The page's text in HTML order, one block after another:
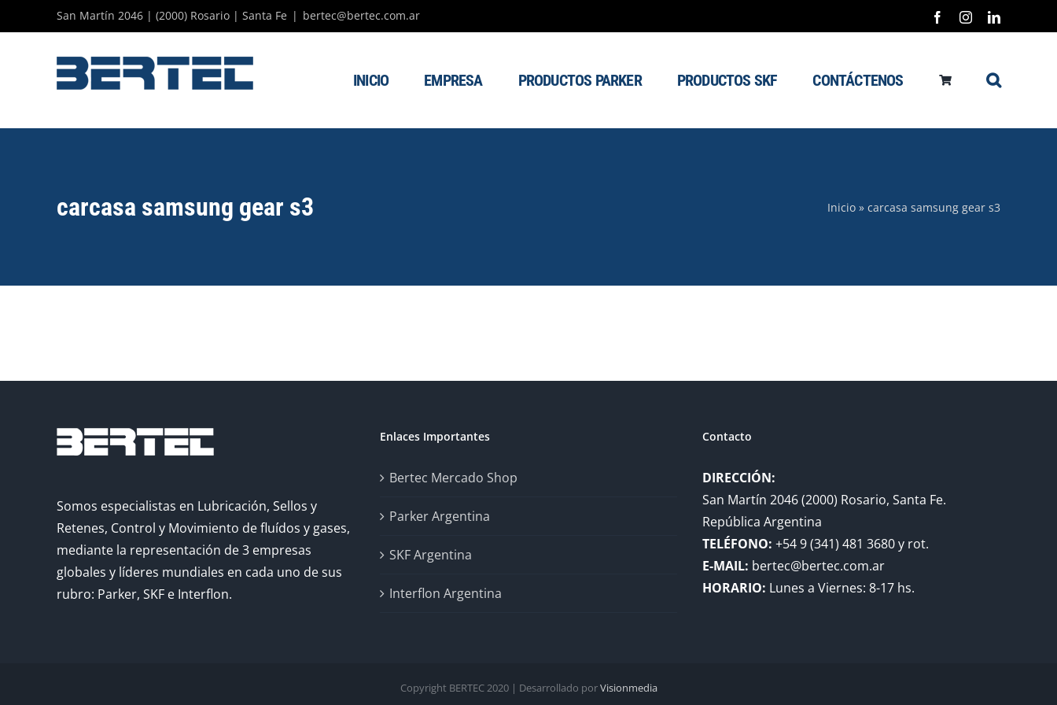
to
San Martín 2046 | (2000) Rosario | Santa Fe | bertec@bertec.com.ar FacebookInstagramLinkedIn
INICIO EMPRESA PRODUCTOS PARKER PRODUCTOS SKF CONTÁCTENOS
carcasa samsung gear s3 Inicio » carcasa samsung gear s3
Somos especialistas en Lubricación, Sellos y
Retenes, Control y Movimiento de fluídos y gases,
mediante la representación de 3 empresas
globales y líderes mundiales en cada uno de sus
rubro: Parker, SKF e Interflon.
Enlaces Importantes
Bertec Mercado Shop
Parker Argentina
SKF Argentina
Interflon Argentina
Contacto
DIRECCIÓN:
San Martín 2046 (2000) Rosario, Santa Fe.
República Argentina
TELÉFONO: +54 9 (341) 481 3680 y rot.
E-MAIL: bertec@bertec.com.ar
HORARIO: Lunes a Viernes: 8-17 hs.
Copyright BERTEC 2020 | Desarrollado porVisionmedia